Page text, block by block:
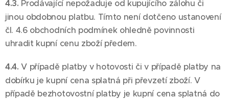
4.3. Prodávající nepožaduje od kupujícího zálohu či
jinou obdobnou platbu. Tímto není dotčeno ustanovení
čl. 4.6 obchodních podmínek ohledně povinnosti
uhradit kupní cenu zboží předem.
4.4.V případě platby v hotovosti či v případě platby na
dobírku je kupní cena splatná při převzetí zboží. V
případě bezhotovostní platby je kupní cena splatná do